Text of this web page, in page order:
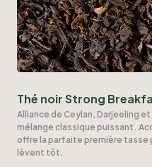
Thé noir Strong
Alliance de Ceylan, Darjeeling et
mélange classique puissant.
offre la parfaite première tasse
lèvent tôt.